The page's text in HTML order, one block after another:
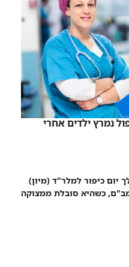
נמרץ ילדים אחרי
יום כיפור למלר"ד (מיון)
כשהיא סובלת ממצוקה